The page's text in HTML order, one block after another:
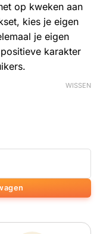
op kweken aan
, kies je eigen
je eigen
karakter
WISSEN